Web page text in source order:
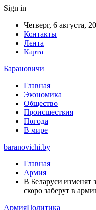
Sign in
Четверг, 6 августа,
Контакты
Лента
Карта
Барановичи
Главная
Экономика
Общество
Происшествия
Погода
В мире
baranovichi.by
Главная
Армия
В Беларуси изменят
скоро заберут в
АрмияПолитика